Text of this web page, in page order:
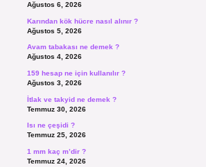
Ağustos 6, 2026
Karından kök hücre nasıl alınır ?
Ağustos 5, 2026
Avam tabakası ne demek ?
Ağustos 4, 2026
159 hesap ne için kullanılır ?
Ağustos 3, 2026
İtlak ve takyid ne demek ?
Temmuz 30, 2026
Isı ne çeşidi ?
Temmuz 25, 2026
1 mm kaç m’dir ?
Temmuz 24, 2026